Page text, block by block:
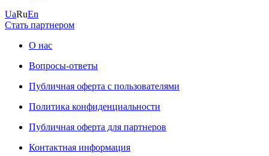
UaRuEn
Стать партнером
О нас
Вопросы-ответы
Публичная оферта с пользователями
Политика конфиденциальности
Публичная оферта для партнеров
Контактная информация